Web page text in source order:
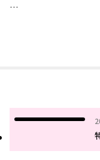
その無機動作に立ち向
フォローザルールコメ